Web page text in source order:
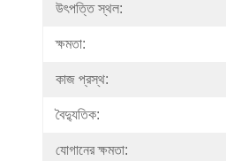
উৎপত্তি স্থল:
ক্ষমতা:
কাজ প্রস্থ:
বৈদ্যুতিক:
যোগানের ক্ষমতা: